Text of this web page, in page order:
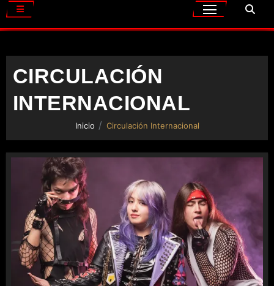
CIRCULACIÓN
INTERNACIONAL
Inicio Circulación Internacional